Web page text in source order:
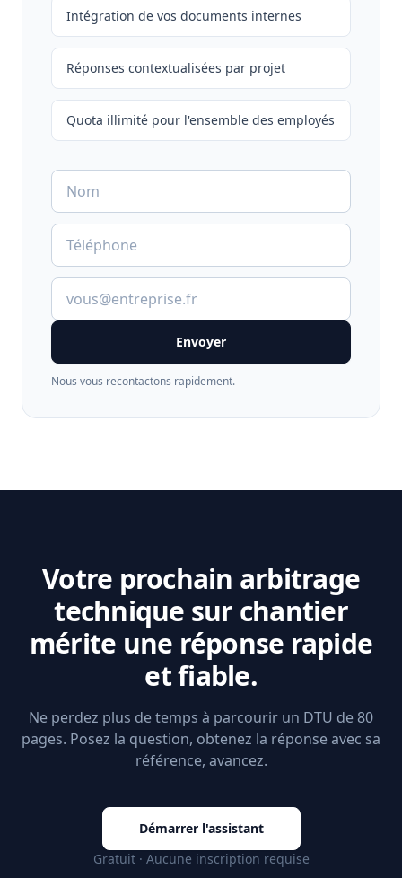
Intégration de vos documents internes
Réponses contextualisées par projet
Quota illimité pour l'ensemble des employés
Envoyer
Nous vous recontactons rapidement.
Votre prochain arbitrage
technique sur chantier
mérite une réponse rapide
et fiable.
Ne perdez plus de temps à parcourir un DTU de 80
pages. Posez la question, obtenez la réponse avec sa
référence, avancez.
Démarrer l'assistant
Gratuit · Aucune inscription requise